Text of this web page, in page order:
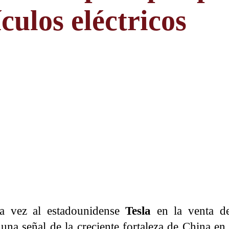
eléctricos
al estadounidenseTesla en la venta
señal de la creciente fortaleza de China en